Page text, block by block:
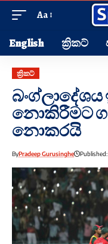
Aa
English ක්‍රිකට්
ක්‍රිකට්
බංග්ලාදේශය
නොකිරීමට
නොකරයි
ByPradeep Gurusinghe